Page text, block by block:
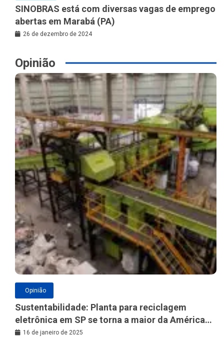
SINOBRAS está com diversas vagas de emprego
abertas em Marabá (PA)
26 de dezembro de 2024
Opinião
Opinião
Sustentabilidade: Planta para reciclagem
eletrônica em SP se torna a maior da América
Latina
16 de janeiro de 2025